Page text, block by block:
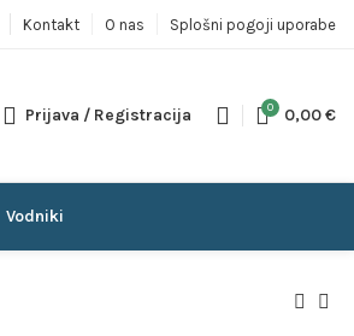
Kontakt O nas Splošni pogoji uporabe
Prijava / Registracija 0 0,00€
Vodniki